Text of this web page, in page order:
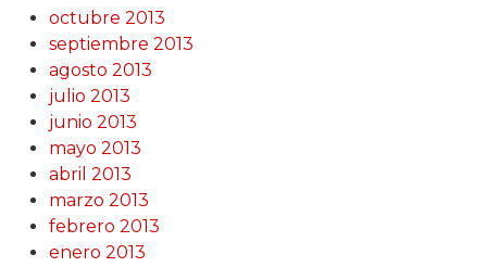
octubre 2013
septiembre 2013
agosto 2013
julio 2013
junio 2013
mayo 2013
abril 2013
marzo 2013
febrero 2013
enero 2013